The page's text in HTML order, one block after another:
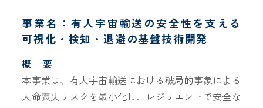
事業名：有人宇宙輸送の安全性を支える
可視化・検知・退避の基盤技術開発
概 要
本事業は、有人宇宙輸送における破局的事象による
人命喪失リスクを最小化し、レジリエントで安全な